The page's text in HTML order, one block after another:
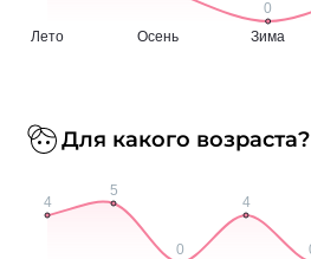
Для какого возраста?